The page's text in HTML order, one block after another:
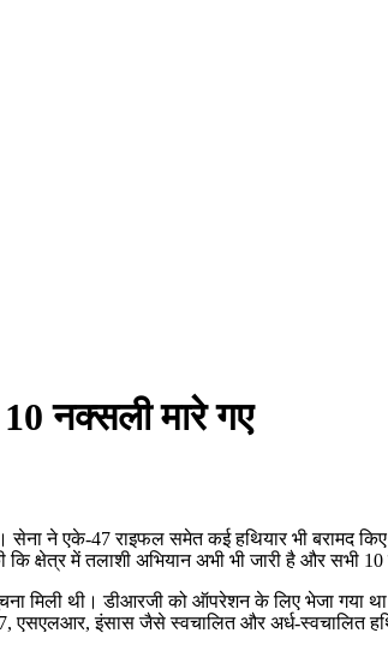
नक्सली मारे गए
ने एके-47 राइफल समेत कई हथियार भी बरामद
कि क्षेत्र में तलाशी अभियान अभी भी जारी है और सभी
मिली थी। डीआरजी को ऑपरेशन के लिए भेजा
एसएलआर, इंसास जैसे स्वचालित और अर्ध-स्वचालित